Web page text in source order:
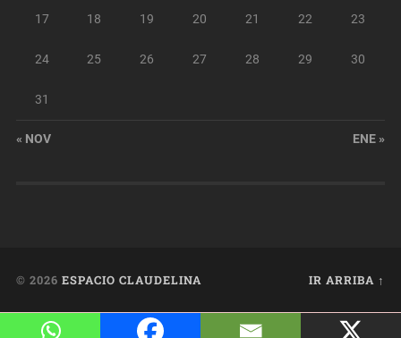
17 18 19 20 21 22 23
24 25 26 27 28 29 30
31
« NOV ENE »
© 2026 ESPACIO CLAUDELINA IR ARRIBA ↑